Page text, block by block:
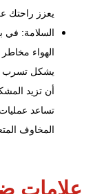
يعزز راحتك
السلامة: في
الهواء
يشكل تسرب
أن تزيد
تساعد
المخاوف
علامات